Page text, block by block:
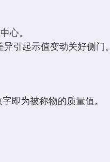
心。
引起示值变动关好侧门。
即为被称物的质量值。